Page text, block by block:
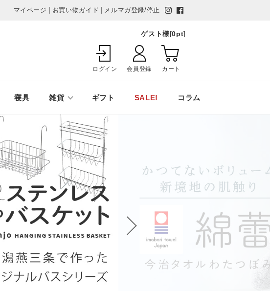
マイページ お買い物ガイド メルマガ登録/停止
ゲスト様[0pt]
ログイン 会員登録 カート
寝具 雑貨 ギフト SALE! コラム